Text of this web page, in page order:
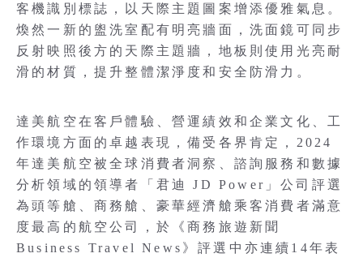
客機識別標誌，以天際主題圖案增添優雅氣息。
煥然一新的盥洗室配有明亮牆面，洗面鏡可同步
反射映照後方的天際主題牆，地板則使用光亮耐
滑的材質，提升整體潔淨度和安全防滑力。
達美航空在客戶體驗、營運績效和企業文化、工
作環境方面的卓越表現，備受各界肯定，2024
年達美航空被全球消費者洞察、諮詢服務和數據
分析領域的領導者「君迪 JD Power」公司評選
為頭等艙、商務艙、豪華經濟艙乘客消費者滿意
度最高的航空公司，於《商務旅遊新聞
Business Travel News》評選中亦連續14年表